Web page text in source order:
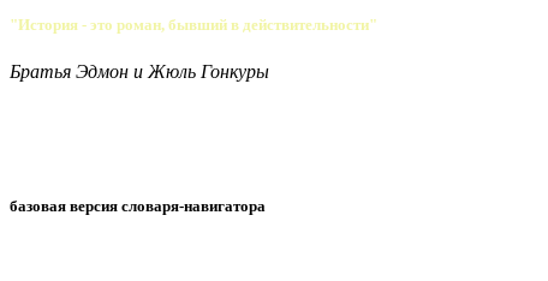
"История - это роман, бывший в действительности"
Братья Эдмон и Жюль Гонкуры
базовая версия словаря-навигатора